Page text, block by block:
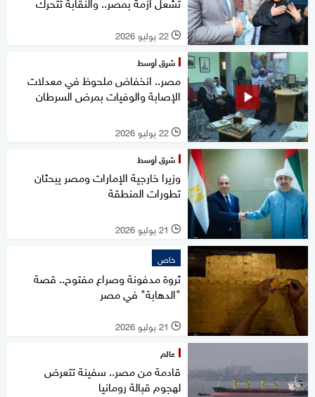
l 22 يوليو 2026
شرق أوسط
مصر.. انخفاض ملحوظ في معدلات
الإصابة والوفيات بمرض السرطان
l 22 يوليو 2026
شرق أوسط
وزيرا خارجية الإمارات ومصر يبحثان
تطورات المنطقة
l 21 يوليو 2026
خاص
ثروة مدفونة وصراع مفتوح.. قصة
"الدهابة" في مصر
l 21 يوليو 2026
عالم
قادمة من مصر.. سفينة تتعرض
لهجوم قبالة رومانيا